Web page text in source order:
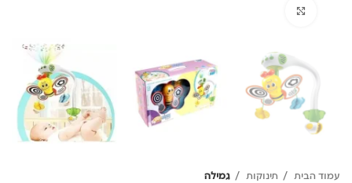
עמוד הבית תינוקות גמילה